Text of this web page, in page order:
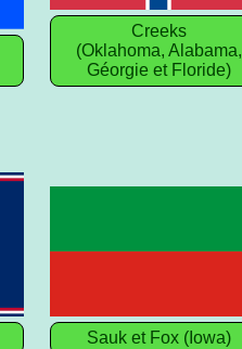
Creeks
(Oklahoma, Alabama,
Géorgie et Floride)
Sauk et Fox (Iowa)